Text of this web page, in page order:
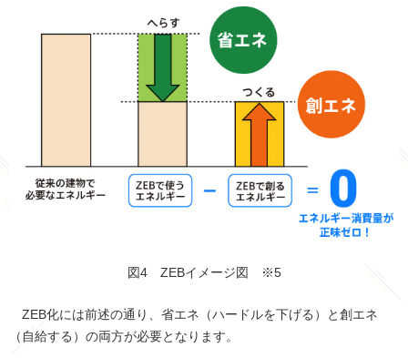
図4 ZEBイメージ図 ※5
ZEB化には前述の通り、省エネ（ハードルを下げる）と創エネ
（自給する）の両方が必要となります。